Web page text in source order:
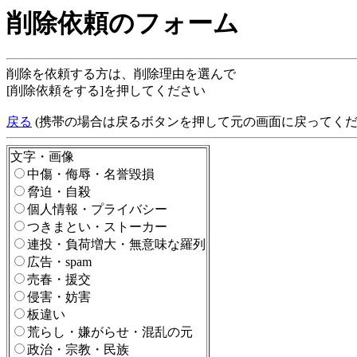
削除依頼のフォーム
削除を依頼する方は、削除理由を選んで
[削除依頼をする]を押してください
戻る (携帯の場合は戻るボタンを押して元の画面に戻ってく
文字・画像
中傷・侮辱・名誉毀損
脅迫・自殺
個人情報・プライバシー
つきまとい・ストーカー
連投・負荷増大・無意味な羅列
広告・spam
売春・援交
侵害・妨害
板違い
荒らし・嫌がらせ・混乱の元
政治・宗教・民族